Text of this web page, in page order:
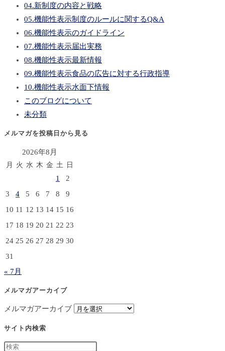
04.新制度の内容と戦略
05.機能性表示制度のルールに関するQ&A
06.機能性表示のガイドライン
07.機能性表示届出実務
08.機能性表示最新情報
09.機能性表示食品の広告に対する行政指導
10.機能性表示水面下情報
このブログについて
未分類
メルマガを投稿日から見る
2026年8月
月 火 水 木 金 土 日
1
2
3
4 5 6 7 8
9
10 11 12 13 14 15 16
17 18 19 20 21 22 23
24 25 26 27 28 29 30
31
« 7月
メルマガアーカイブ
メルマガアーカイブ
サイト内検索